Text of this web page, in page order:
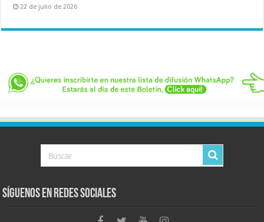
22 de julio de 2026
Síguenos en Redes Sociales